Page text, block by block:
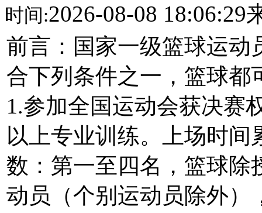
时间:2026-08-08 18:06:29
前言：国家一级篮球运动
合下列条件之一，篮球都
1.参加全国运动会获决赛
以上专业训练。上场时间
数：第一至四名，篮球除
动员（个别运动员除外）